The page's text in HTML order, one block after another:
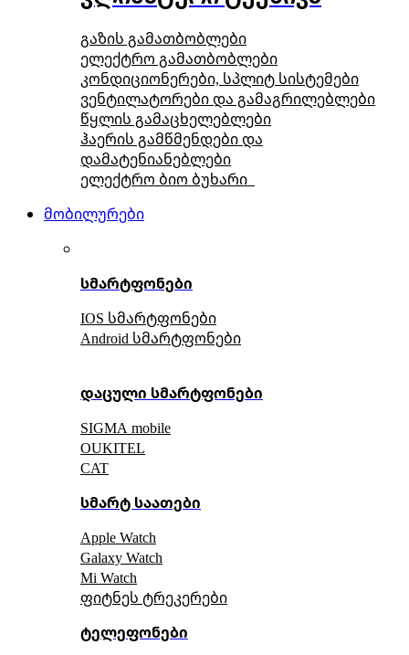
გაზის გამათბობლები
ელექტრო გამათბობლები
კონდიციონერები, სპლიტ სისტემები
ვენტილატორები და გამაგრილებლები
წყლის გამაცხელებლები
ჰაერის გამწმენდები და
დამატენიანებლები
ელექტრო ბიო ბუხარი
მობილურები
სმარტფონები
IOS სმარტფონები
Android სმარტფონები
დაცული სმარტფონები
SIGMA mobile
OUKITEL
CAT
სმარტ საათები
Apple Watch
Galaxy Watch
Mi Watch
ფიტნეს ტრეკერები
ტელეფონები